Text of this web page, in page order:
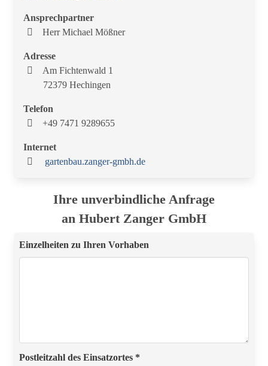
Ansprechpartner
Herr Michael Mößner
Adresse
Am Fichtenwald 1
72379 Hechingen
Telefon
+49 7471 9289655
Internet
gartenbau.zanger-gmbh.de
Ihre unverbindliche Anfrage
an Hubert Zanger GmbH
Einzelheiten zu Ihren Vorhaben
Postleitzahl des Einsatzortes *